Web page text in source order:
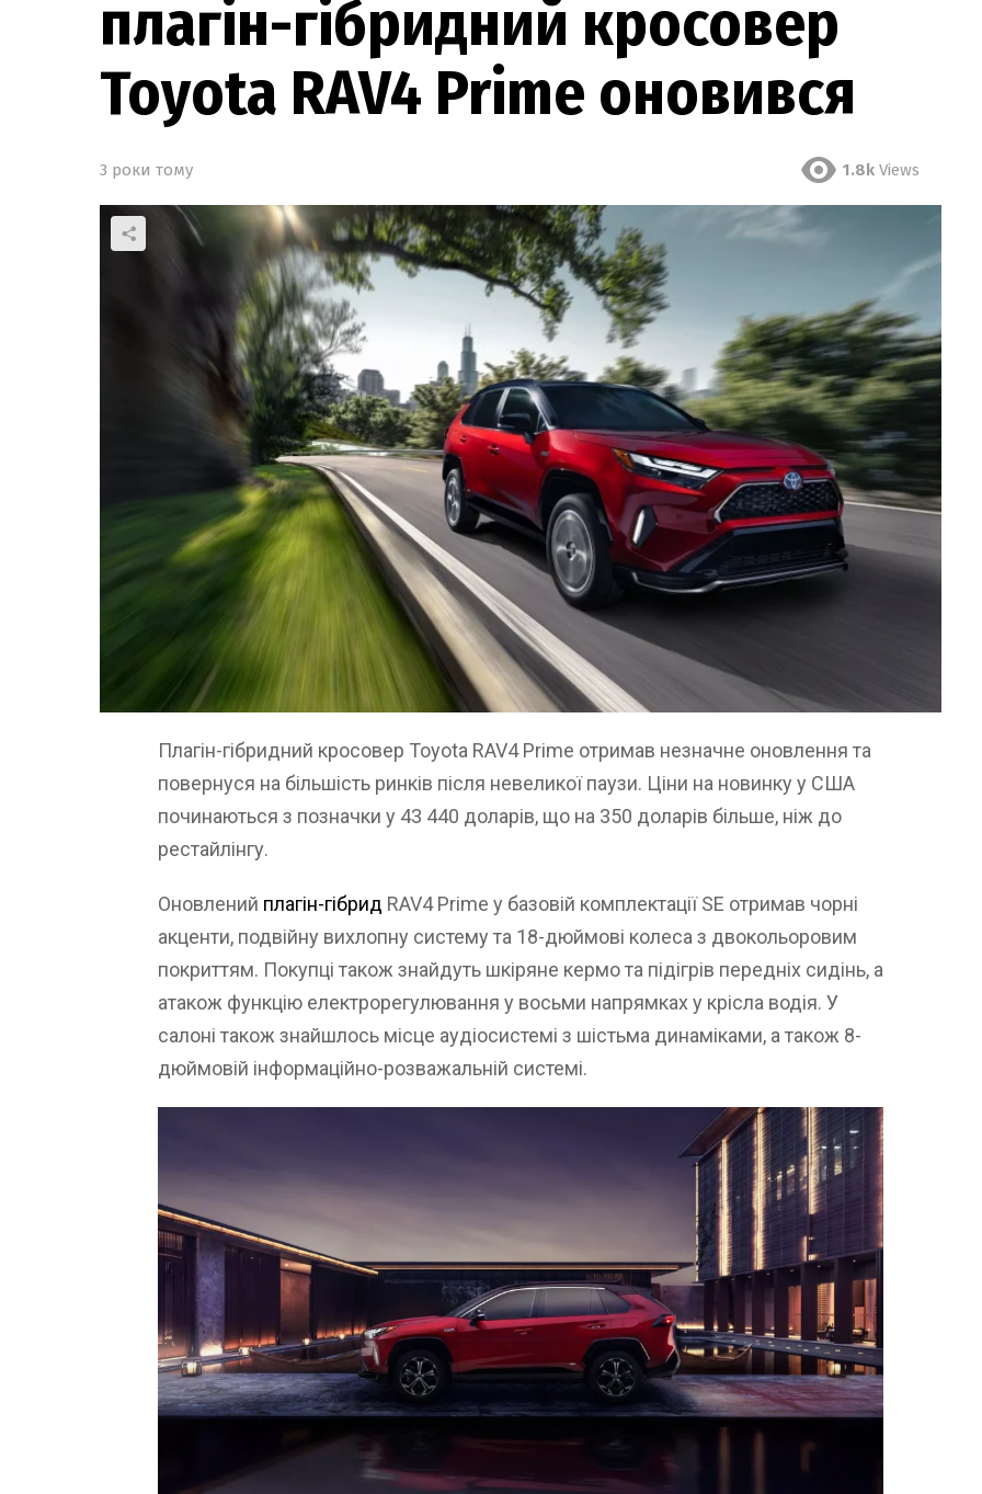
плагін-гібридний кросовер
Toyota RAV4 Prime оновився
3 роки тому 1.8k Views
Плагін-гібридний кросовер Toyota RAV4 Prime отримав незначне оновлення та
повернуся на більшість ринків після невеликої паузи. Ціни на новинку у США
починаються з позначки у 43 440 доларів, що на 350 доларів більше, ніж до
рестайлінгу.
Оновлений плагін-гібрид RAV4 Prime у базовій комплектації SE отримав чорні
акценти, подвійну вихлопну систему та 18-дюймові колеса з двокольоровим
покриттям. Покупці також знайдуть шкіряне кермо та підігрів передніх сидінь, а
атакож функцію електрорегулювання у восьми напрямках у крісла водія. У
салоні також знайшлось місце аудіосистемі з шістьма динаміками, а також 8-
дюймовій інформаційно-розважальній системі.